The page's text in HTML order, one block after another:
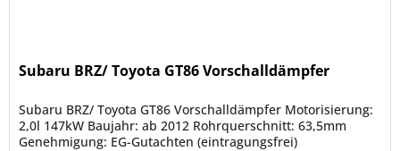
Subaru BRZ/ Toyota GT86 Vorschalldämpfer
Subaru BRZ/ Toyota GT86 Vorschalldämpfer Motorisierung:
2,0l 147kW Baujahr: ab 2012 Rohrquerschnitt: 63,5mm
Genehmigung: EG-Gutachten (eintragungsfrei)